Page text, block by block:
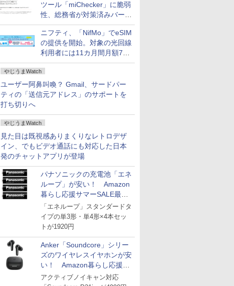
ツール「miChecker」に脆弱
性、総務省が対策済みバージ
ョンへの更新を呼び掛け
ニフティ、「NifMo」でeSIM
の提供を開始。対象の光回線
利用者には11カ月間月額770
円割引のキャンペーン
やじうまWatch
ユーザー阿鼻叫喚？ Gmail、サードパー
ティの「送信元アドレス」のサポートを
打ち切りへ
やじうまWatch
見た目は既視感ありまくりなレトロデザ
イン、でもビデオ通話にも対応した日本
発のチャットアプリが登場
パナソニックの充電池「エネ
ループ」が安い！ Amazon
暮らし応援サマーSALE最終
日
「エネループ」スタンダードタ
イプの単3形・単4形×4本セッ
トが1920円
Anker「Soundcore」シリー
ズのワイヤレスイヤホンが安
い！ Amazon暮らし応援サ
マーSALE
アクティブノイキャン対応